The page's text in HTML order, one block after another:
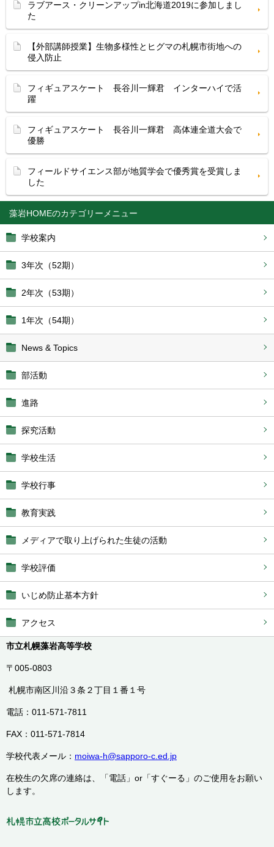
藻岩HOME
学校案内
3年次（52期）
2年次（53期）
1年次（54期）
News & Topics
部活動
進路
探究活動
学校生活
学校行事
教育実践
メディアで取り上げられた生徒の活動
学校評価
いじめ防止基本方針
アクセス
市立札幌藻岩高等学校
〒005-0803
札幌市南区川沿３条２丁目１番１号
電話：011-571-7811
FAX：011-571-7814
学校代表メール： moiwa-h@sapporo-c.ed.jp
在校生の欠席の連絡は、「電話」or「すぐーる」のご使用をお願い
します。
ラブアース・クリーンアップin北海道2019に参加しまし
た
【外部講師授業】生物多様性とヒグマの札幌市街地への
侵入防止
フィギュアスケート 長谷川一輝君 インターハイで活
躍
フィギュアスケート 長谷川一輝君 高体連全道大会で
優勝
フィールドサイエンス部が地質学会で優秀賞を受賞しま
した